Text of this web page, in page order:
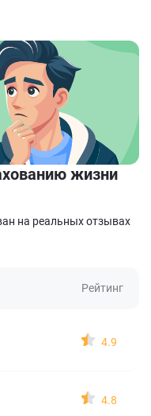
жизни
на реальных отзывах
Рейтинг
4.9
4.8